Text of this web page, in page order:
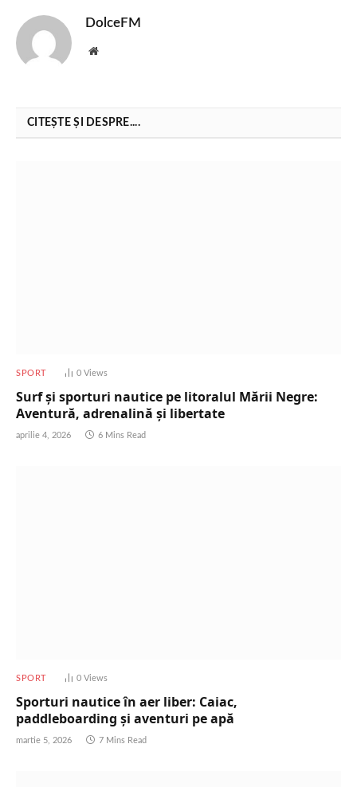
DolceFM
Website
CITEȘTE ȘI DESPRE....
SPORT 0 Views
Surf și sporturi nautice pe litoralul Mării Negre:
Aventură, adrenalină și libertate
aprilie 4, 2026 6 Mins Read
SPORT 0 Views
Sporturi nautice în aer liber: Caiac,
paddleboarding și aventuri pe apă
martie 5, 2026 7 Mins Read